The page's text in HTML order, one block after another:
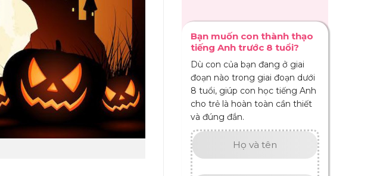
Bạn muốn con thành thạo
tiếng Anh trước 8 tuổi?
Dù con của bạn đang ở giai
đoạn nào trong giai đoạn dưới
8 tuổi, giúp con học tiếng Anh
cho trẻ là hoàn toàn cần thiết
và đúng đắn.